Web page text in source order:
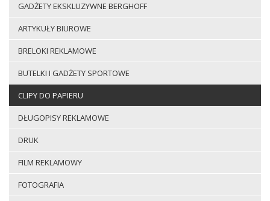
GADŻETY EKSKLUZYWNE BERGHOFF
ARTYKUŁY BIUROWE
BRELOKI REKLAMOWE
BUTELKI I GADŻETY SPORTOWE
CLIPY DO PAPIERU
DŁUGOPISY REKLAMOWE
DRUK
FILM REKLAMOWY
FOTOGRAFIA